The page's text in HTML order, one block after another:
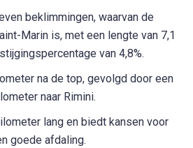
beklimmingen, waarvan de
Marin is, met een lengte van 7,1
van 4,8%.
na de top, gevolgd door een
naar Rimini.
lang en biedt kansen voor
goede afdaling.